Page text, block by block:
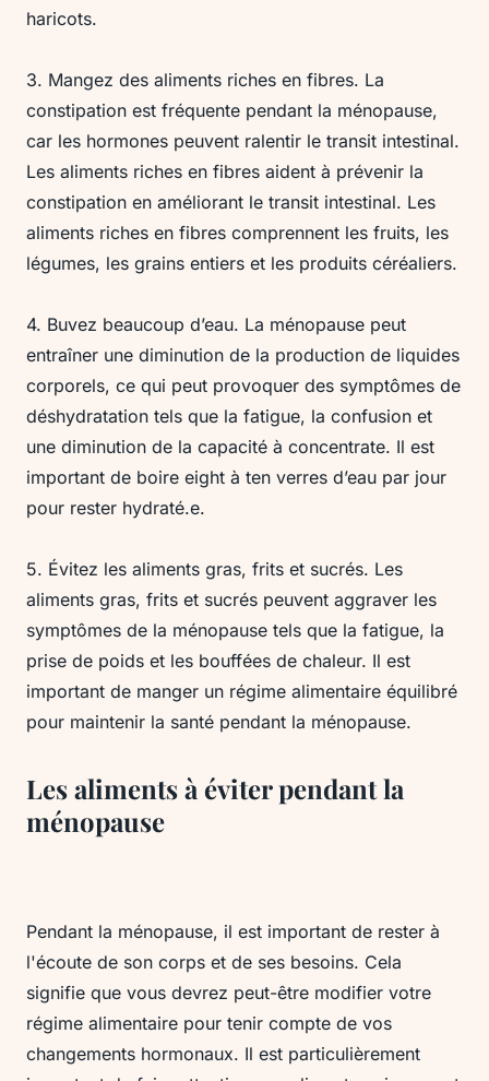
haricots.
3. Mangez des aliments riches en fibres. La
constipation est fréquente pendant la ménopause,
car les hormones peuvent ralentir le transit intestinal.
Les aliments riches en fibres aident à prévenir la
constipation en améliorant le transit intestinal. Les
aliments riches en fibres comprennent les fruits, les
légumes, les grains entiers et les produits céréaliers.
4. Buvez beaucoup d’eau. La ménopause peut
entraîner une diminution de la production de liquides
corporels, ce qui peut provoquer des symptômes de
déshydratation tels que la fatigue, la confusion et
une diminution de la capacité à concentrate. Il est
important de boire eight à ten verres d’eau par jour
pour rester hydraté.e.
5. Évitez les aliments gras, frits et sucrés. Les
aliments gras, frits et sucrés peuvent aggraver les
symptômes de la ménopause tels que la fatigue, la
prise de poids et les bouffées de chaleur. Il est
important de manger un régime alimentaire équilibré
pour maintenir la santé pendant la ménopause.
Les aliments à éviter pendant la
ménopause
Pendant la ménopause, il est important de rester à
l'écoute de son corps et de ses besoins. Cela
signifie que vous devrez peut-être modifier votre
régime alimentaire pour tenir compte de vos
changements hormonaux. Il est particulièrement